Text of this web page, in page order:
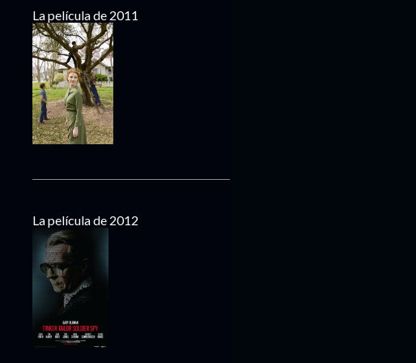
La película de 2011
La película de 2012